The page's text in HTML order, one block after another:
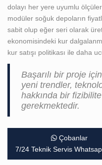
dolayı her yere uyumlu
modüler soğuk depoların
sabit olup eğer seri olarak
ekonomisindeki kur
kur satışı politikası ile daha
Başarılı bir proje
yeni trendler,
hakkında bir fizibilite
gerekmektedir.
Çobanlar
7/24 Teknik Servis